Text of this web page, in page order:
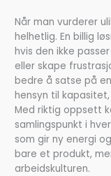
Når man vurderer
helhetlig. En billig
hvis den ikke
eller skape
bedre å satse på
hensyn til
Med riktig oppsett
samlingspunkt i
som gir ny energi
bare et produkt,
arbeidskulturen.